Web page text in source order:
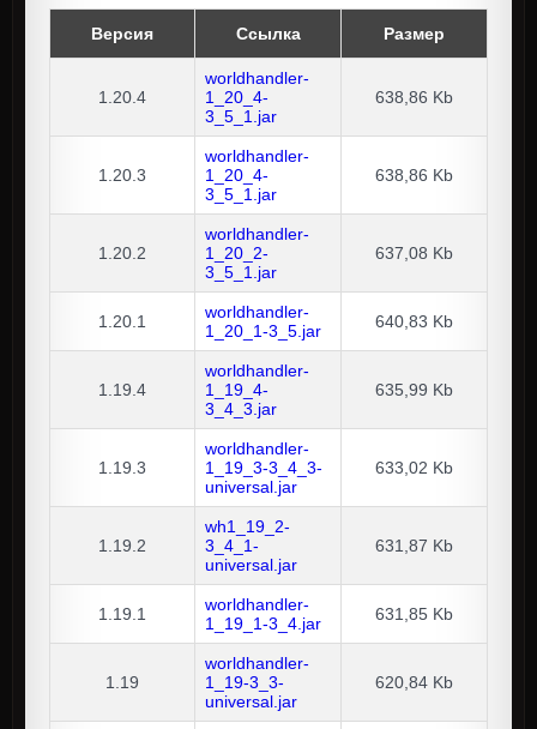
Версия Ссылка Размер
1.20.4
worldhandler-
1_20_4-
3_5_1.jar
638,86 Kb
1.20.3
worldhandler-
1_20_4-
3_5_1.jar
638,86 Kb
1.20.2
worldhandler-
1_20_2-
3_5_1.jar
637,08 Kb
1.20.1
worldhandler-
1_20_1-3_5.jar
640,83 Kb
1.19.4
worldhandler-
1_19_4-
3_4_3.jar
635,99 Kb
1.19.3
worldhandler-
1_19_3-3_4_3-
universal.jar
633,02 Kb
1.19.2
wh1_19_2-
3_4_1-
universal.jar
631,87 Kb
1.19.1
worldhandler-
1_19_1-3_4.jar
631,85 Kb
1.19
worldhandler-
1_19-3_3-
universal.jar
620,84 Kb